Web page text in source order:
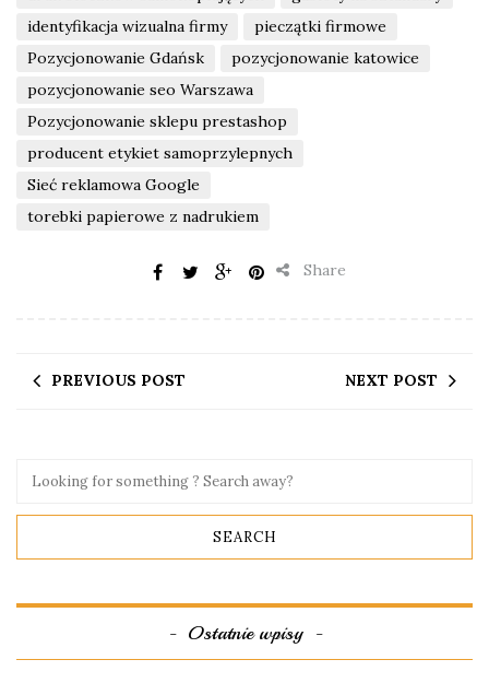
identyfikacja wizualna firmy
pieczątki firmowe
Pozycjonowanie Gdańsk
pozycjonowanie katowice
pozycjonowanie seo Warszawa
Pozycjonowanie sklepu prestashop
producent etykiet samoprzylepnych
Sieć reklamowa Google
torebki papierowe z nadrukiem
Share
PREVIOUS POST NEXT POST
Ostatnie wpisy